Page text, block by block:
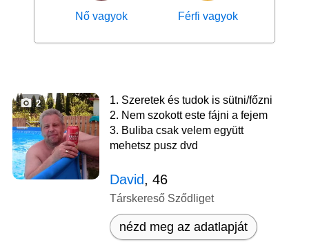
Nő vagyok Férfi vagyok
2
1. Szeretek és tudok is sütni/főzni
2. Nem szokott este fájni a fejem
3. Buliba csak velem együtt
mehetsz pusz dvd
David, 46
Társkereső Sződliget
nézd meg az adatlapját